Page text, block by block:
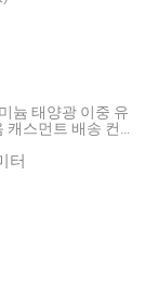
늄 태양광 이중 유
캐스먼트 배송 컨테
터
Ltd.